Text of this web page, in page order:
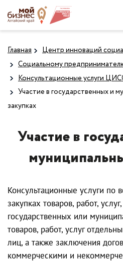
Главная
Центр инноваций
Социальному
Консультационные услуги
Участие в государственных и
закупках
Участие в
Консультационные услуги по
закупках товаров, работ,
государственных или
товаров, работ, услуг
лиц, а также заключения
коммерческими и